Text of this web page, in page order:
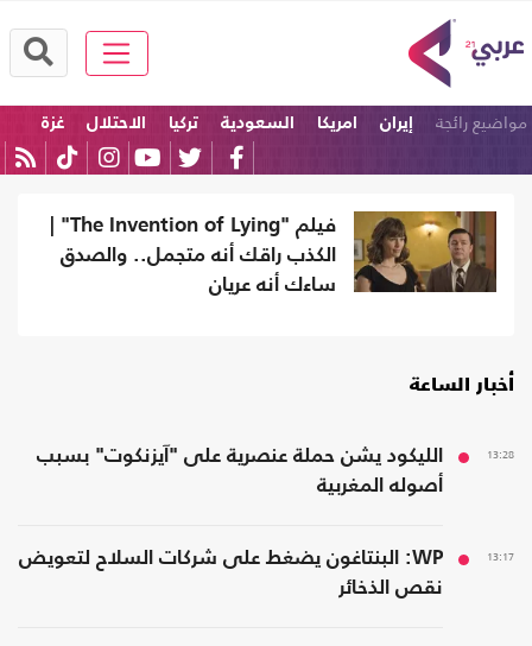
مواضيع رائجة إيران امريكا السعودية تركيا الاحتلال غزة
فيلم "The Invention of Lying" |
الكذب راقك أنه متجمل.. والصدق
ساءك أنه عريان
أخبار الساعة
13:28
الليكود يشن حملة عنصرية على "آيزنكوت" بسبب
أصوله المغربية
13:17
WP: البنتاغون يضغط على شركات السلاح لتعويض
نقص الذخائر